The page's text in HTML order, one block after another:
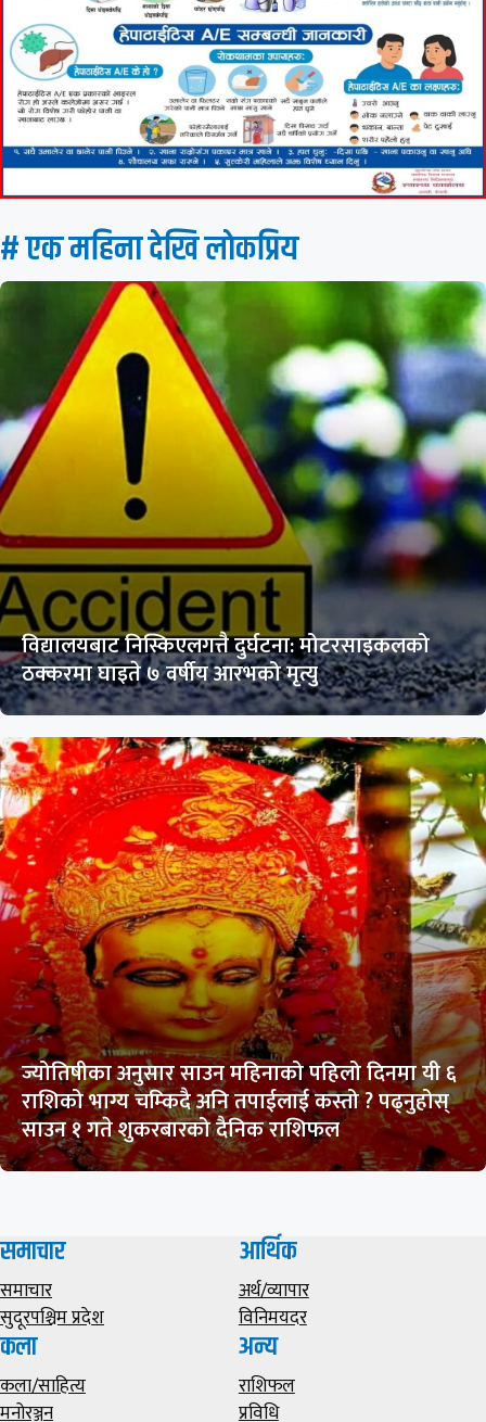
# एक महिना देखि लाेकप्रिय
विद्यालयबाट निस्किएलगत्तै दुर्घटना: मोटरसाइकलको
ठक्करमा घाइते ७ वर्षीय आरभको मृत्यु
ज्योतिषीका अनुसार साउन महिनाको पहिलो दिनमा यी ६
राशिको भाग्य चम्किदै अनि तपाईलाई कस्तो ? पढ्नुहोस्
साउन १ गते शुकरबारको दैनिक राशिफल
समाचार
समाचार
सुदूरपश्चिम प्रदेश
आर्थिक
अर्थ/व्यापार
विनिमयदर
कला
कला/साहित्य
मनोरञ्जन
अन्य
राशिफल
प्रविधि